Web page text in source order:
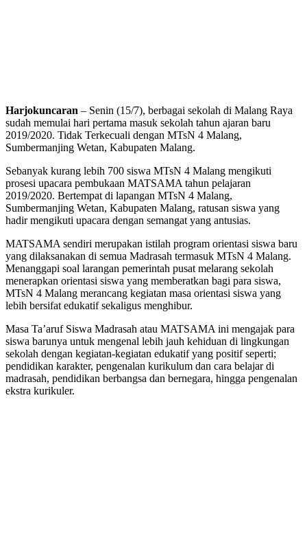
Harjokuncaran – Senin (15/7), berbagai sekolah di Malang Raya
sudah memulai hari pertama masuk sekolah tahun ajaran baru
2019/2020. Tidak Terkecuali dengan MTsN 4 Malang,
Sumbermanjing Wetan, Kabupaten Malang.
Sebanyak kurang lebih 700 siswa MTsN 4 Malang mengikuti
prosesi upacara pembukaan MATSAMA tahun pelajaran
2019/2020. Bertempat di lapangan MTsN 4 Malang,
Sumbermanjing Wetan, Kabupaten Malang, ratusan siswa yang
hadir mengikuti upacara dengan semangat yang antusias.
MATSAMA sendiri merupakan istilah program orientasi siswa baru
yang dilaksanakan di semua Madrasah termasuk MTsN 4 Malang.
Menanggapi soal larangan pemerintah pusat melarang sekolah
menerapkan orientasi siswa yang memberatkan bagi para siswa,
MTsN 4 Malang merancang kegiatan masa orientasi siswa yang
lebih bersifat edukatif sekaligus menghibur.
Masa Ta’aruf Siswa Madrasah atau MATSAMA ini mengajak para
siswa barunya untuk mengenal lebih jauh kehiduan di lingkungan
sekolah dengan kegiatan-kegiatan edukatif yang positif seperti;
pendidikan karakter, pengenalan kurikulum dan cara belajar di
madrasah, pendidikan berbangsa dan bernegara, hingga pengenalan
ekstra kurikuler.